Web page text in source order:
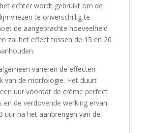
echter wordt gebruikt om de
te onverschillig te
de aangebrachte hoeveelheid
zal het effect tussen de 15 en 20
variëren de effecten
van de morfologie. Het duurt
uur voordat de crème perfect
en de verdovende werking ervan
uur na het aanbrengen van de